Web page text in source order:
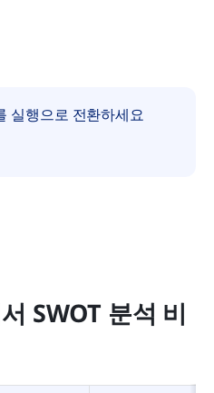
실행으로 전환하세요
SWOT 분석 비